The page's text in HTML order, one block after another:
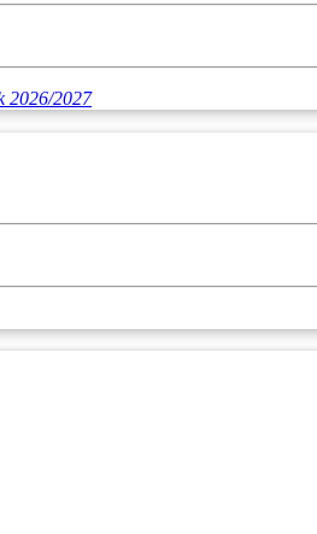
2026/2027